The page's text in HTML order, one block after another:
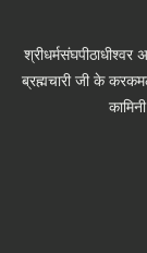
ब्रह्मचारी जी के